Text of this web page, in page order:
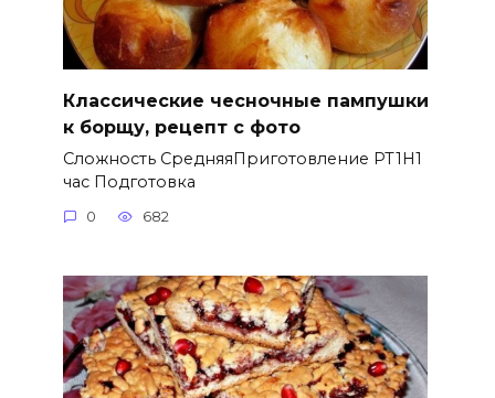
Классические чесночные пампушки
к борщу, рецепт с фото
Сложность СредняяПриготовление PT1H1
час Подготовка
0 682